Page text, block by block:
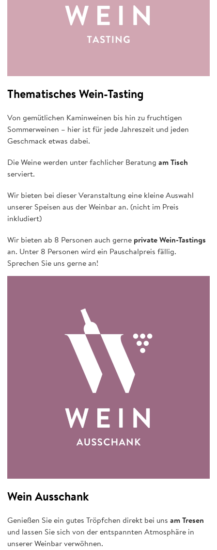
Thematisches Wein-Tasting
Von gemütlichen Kaminweinen bis hin zu fruchtigen
Sommerweinen – hier ist für jede Jahreszeit und jeden
Geschmack etwas dabei.
Die Weine werden unter fachlicher Beratung am Tisch
serviert.
Wir bieten bei dieser Veranstaltung eine kleine Auswahl
unserer Speisen aus der Weinbar an. (nicht im Preis
inkludiert)
Wir bieten ab 8 Personen auch gerne private Wein-Tastings
an. Unter 8 Personen wird ein Pauschalpreis fällig.
Sprechen Sie uns gerne an!
Wein Ausschank
Genießen Sie ein gutes Tröpfchen direkt bei uns am Tresen
und lassen Sie sich von der entspannten Atmosphäre in
unserer Weinbar verwöhnen.